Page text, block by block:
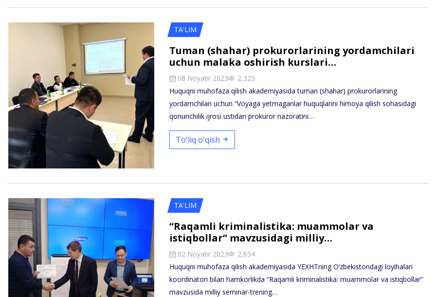
TA'LIM
Tuman (shahar) prokurorlarining yordamchilari
uchun malaka oshirish kurslari…
08 Noyabr 2023
2,325
Huquqni muhofaza qilish akademiyasida tuman (shahar) prokurorlarining
yordamchilari uchun “Voyaga yetmaganlar huquqlarini himoya qilish sohasidagi
qonunchilik ijrosi ustidan prokuror nazoratini…
To'liq o'qish
TA'LIM
“Raqamli kriminalistika: muammolar va
istiqbollar” mavzusidagi milliy…
02 Noyabr 2023
2,654
Huquqni muhofaza qilish akademiyasida YEXHTning O‘zbekistondagi loyihalari
koordinatori bilan hamkorlikda “Raqamli kriminalistika: muammolar va istiqbollar”
mavzusida milliy seminar-trening…